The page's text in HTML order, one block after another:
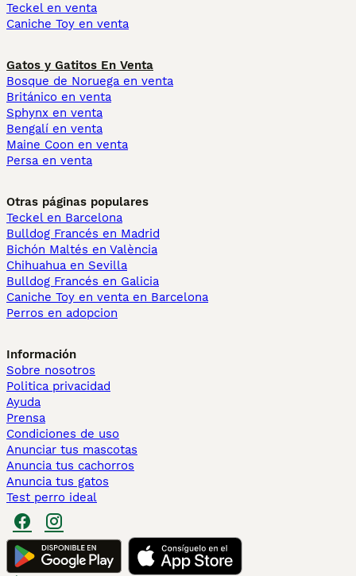
Teckel en venta
Caniche Toy en venta
Gatos y Gatitos En Venta
Bosque de Noruega en venta
Británico en venta
Sphynx en venta
Bengalí en venta
Maine Coon en venta
Persa en venta
Otras páginas populares
Teckel en Barcelona
Bulldog Francés en Madrid
Bichón Maltés en València
Chihuahua en Sevilla
Bulldog Francés en Galicia
Caniche Toy en venta en Barcelona
Perros en adopcion
Información
Sobre nosotros
Politica privacidad
Ayuda
Prensa
Condiciones de uso
Anunciar tus mascotas
Anuncia tus cachorros
Anuncia tus gatos
Test perro ideal